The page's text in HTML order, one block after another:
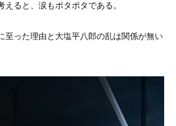
えると、涙もポタポタである。
至った理由と大塩平八郎の乱は関係が無い